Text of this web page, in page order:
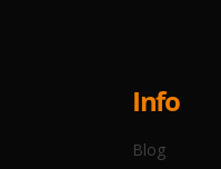
Info
Blog